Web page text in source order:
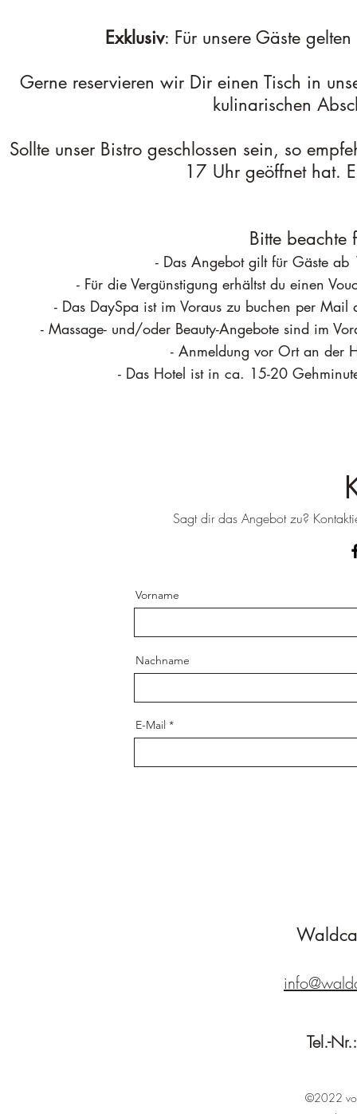
Exklusiv: Für unsere Gäste
Gerne reservieren wir Dir einen Tisch in
kulinarischen
Sollte unser Bistro geschlossen sein, so
17 Uhr geöffnet hat.
Bitte beachte
- Das Angebot gilt für Gäste
- Für die Vergünstigung erhältst du einen
- Das DaySpa ist im Voraus zu buchen per
- Massage- und/oder Beauty-Angebote sind im
- Anmeldung vor Ort an der
- Das Hotel ist in ca. 15-20
Sagt dir das Angebot zu?
Vorname
Nachname
E-Mail
Tel.-
©2022